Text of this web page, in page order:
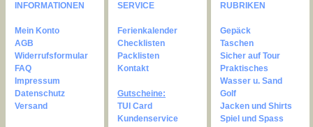
INFORMATIONEN
Mein Konto
AGB
Widerrufsformular
FAQ
Impressum
Datenschutz
Versand
SERVICE
Ferienkalender
Checklisten
Packlisten
Kontakt
Gutscheine:
TUI Card
Kundenservice
RUBRIKEN
Gepäck
Taschen
Sicher auf Tour
Praktisches
Wasser u. Sand
Golf
Jacken und Shirts
Spiel und Spass